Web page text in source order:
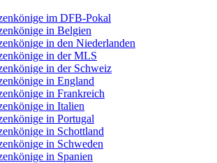
im DFB-Pokal
in Belgien
in den Niederlanden
in der MLS
in der Schweiz
in England
in Frankreich
in Italien
in Portugal
in Schottland
in Schweden
in Spanien